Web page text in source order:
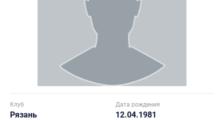
Клуб
Рязань
Дата рождения
12.04.1981